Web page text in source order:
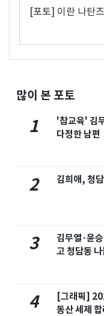
[포토] 이란 나탄
많이 본 포토
1
'참교육' 김
다정한 남편
2 김희애, 청
3
김무열·윤
고 청담동 나
4
[그래픽]
동산 세제